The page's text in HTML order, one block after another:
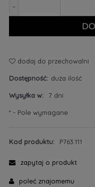
-
dodaj do przechowalni
Dostępność: duża ilość
Wysyłka w: 7 dni
* - Pole wymagane
Kod produktu: P763.111
zapytaj o produkt
poleć znajomemu